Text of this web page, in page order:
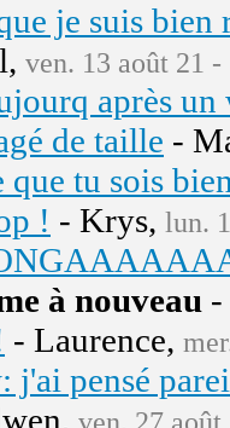
je suis bien
ven. 13 août 21
après un
de taille -
que tu sois
! - Krys, lun.
à nouveau -
- Laurence,
j'ai pensé
ven. 27